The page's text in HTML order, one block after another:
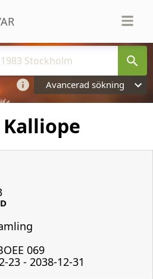
Avancerad sökning
069
23 - 2038-12-31